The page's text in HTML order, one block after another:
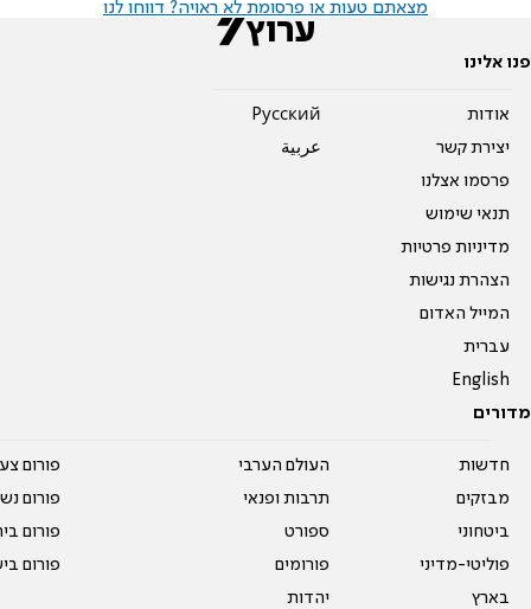
מצאתם טעות או פרסומת לא ראויה? דווחו לנו
פנו אלינו
אודות
יצירת קשר
פרסמו אצלנו
תנאי שימוש
מדיניות פרטיות
הצהרת נגישות
המייל האדום
עברית
English
Pусский
عربية
מדורים
חדשות
מבזקים
ביטחוני
פוליטי-מדיני
בארץ
העולם הערבי
תרבות ופנאי
ספורט
פורומים
יהדות
פורום
פורום
פורום
פורום